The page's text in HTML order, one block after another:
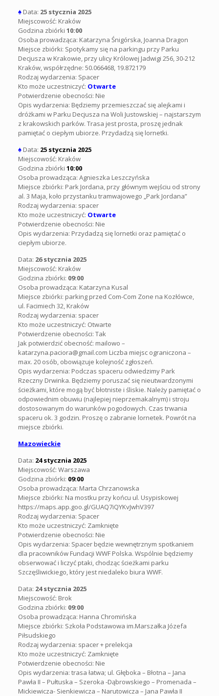
♠Data: 25 stycznia 2025
Miejscowość: Kraków
Godzina zbiórki 10:00
Osoba prowadząca: Katarzyna Śnigórska, Joanna Dragon
Miejsce zbiórki: Spotykamy się na parkingu przy Parku
Decjusza w Krakowie, przy ulicy Królowej Jadwigi 256, 30-212
Kraków, współrzędne: 50.066468, 19.872179
Rodzaj wydarzenia: Spacer
Kto może uczestniczyć: Otwarte
Potwierdzenie obecności: Nie
Opis wydarzenia: Będziemy przemieszczać się alejkami i
dróżkami w Parku Decjusza na Woli Justowskiej – najstarszym
z krakowskich parków. Trasa jest prosta, proszę jednak
pamiętać o ciepłym ubiorze. Przydadzą się lornetki.
♠Data: 25 stycznia 2025
Miejscowość: Kraków
Godzina zbiórki 10:00
Osoba prowadząca: Agnieszka Leszczyńska
Miejsce zbiórki: Park Jordana, przy głównym wejściu od strony
al. 3 Maja, koło przystanku tramwajowego „Park Jordana”
Rodzaj wydarzenia: spacer
Kto może uczestniczyć: Otwarte
Potwierdzenie obecności: Nie
Opis wydarzenia: Przydadzą się lornetki oraz pamiętać o
ciepłym ubiorze.
Data: 26 stycznia 2025
Miejscowość: Kraków
Godzina zbiórki: 09:00
Osoba prowadząca: Katarzyna Kusal
Miejsce zbiórki: parking przed Com-Com Zone na Kozłówce,
ul. Facimiech 32, Kraków
Rodzaj wydarzenia: spacer
Kto może uczestniczyć: Otwarte
Potwierdzenie obecności: Tak
Jak potwierdzić obecność: mailowo –
katarzyna.paciora@gmail.com Liczba miejsc ograniczona –
max. 20 osób, obowiązuje kolejność zgłoszeń.
Opis wydarzenia: Podczas spaceru odwiedzimy Park
Rzeczny Drwinka. Będziemy poruszać się nieutwardzonymi
ścieżkami, które mogą być błotniste i śliskie. Należy pamiętać o
odpowiednim obuwiu (najlepiej nieprzemakalnym) i stroju
dostosowanym do warunków pogodowych. Czas trwania
spaceru ok. 3 godzin. Proszę o zabranie lornetek. Powrót na
miejsce zbiórki.
Mazowieckie
Data: 24 stycznia 2025
Miejscowość: Warszawa
Godzina zbiórki: 09:00
Osoba prowadząca: Marta Chrzanowska
Miejsce zbiórki: Na mostku przy końcu ul. Usypiskowej
https://maps.app.goo.gl/GUAQ7iQYKvJwhV397
Rodzaj wydarzenia: Spacer
Kto może uczestniczyć: Zamknięte
Potwierdzenie obecności: Nie
Opis wydarzenia: Spacer będzie wewnętrznym spotkaniem
dla pracowników Fundacji WWF Polska. Wspólnie będziemy
obserwować i liczyć ptaki, chodząc ścieżkami parku
Szczęśliwickiego, który jest niedaleko biura WWF.
Data: 24 stycznia 2025
Miejscowość: Brok
Godzina zbiórki: 09:00
Osoba prowadząca: Hanna Chromińska
Miejsce zbiórki: Szkoła Podstawowa im.Marszałka Józefa
Piłsudskiego
Rodzaj wydarzenia: spacer + prelekcja
Kto może uczestniczyć: Zamknięte
Potwierdzenie obecności: Nie
Opis wydarzenia: trasa łatwa; ul. Głęboka – Błotna – Jana
Pawła II – Pułtuska – Szeroka -Dąbrowskiego – Promenada –
Mickiewicza- Sienkiewicza – Narutowicza – Jana Pawła II